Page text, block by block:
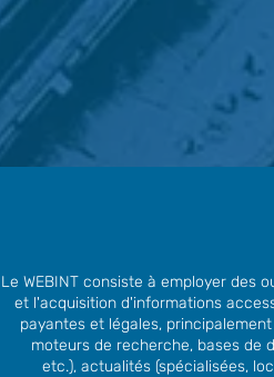
Le WEBINT consiste à employer des
et l'acquisition d'informations
payantes et légales,
moteurs de recherche, bases de
etc.), actualités (spécialisées,